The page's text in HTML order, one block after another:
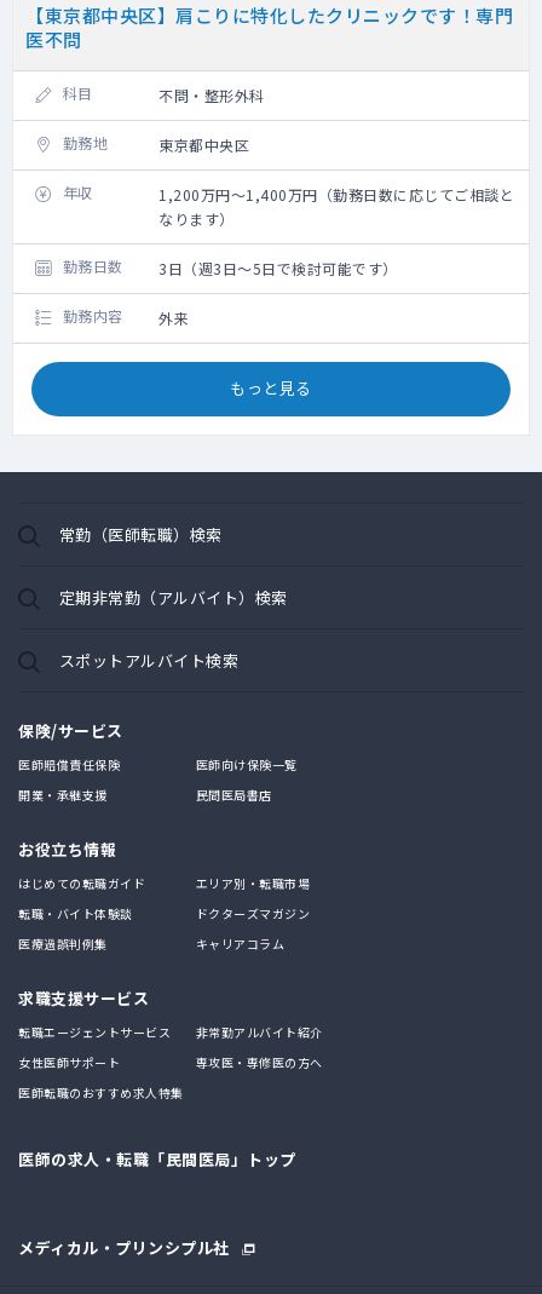
【東京都中央区】肩こりに特化したクリニックです！専門
医不問
科目 不問・整形外科
勤務地 東京都中央区
年収
1,200万円～1,400万円（勤務日数に応じてご相談と
なります）
勤務日数 3日（週3日～5日で検討可能です）
勤務内容 外来
もっと見る
常勤（医師転職）検索
定期非常勤（アルバイト）検索
スポットアルバイト検索
保険/サービス
医師賠償責任保険
医師向け保険一覧
開業・承継支援
民間医局書店
お役立ち情報
はじめての転職ガイド
エリア別・転職市場
転職・バイト体験談
ドクターズマガジン
医療過誤判例集
キャリアコラム
求職支援サービス
転職エージェントサービス
非常勤アルバイト紹介
女性医師サポート
専攻医・専修医の方へ
医師転職のおすすめ求人特集
医師の求人・転職「民間医局」トップ
メディカル・プリンシプル社